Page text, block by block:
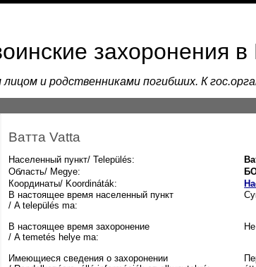
захоронения в
и родственниками погибших. К
Ватта Vatta
Населенный пункт/ Település:
Область/ Megye:
Координаты/ Koordináták:
В настоящее время населенный пункт
/ A település ma:
В настоящее время захоронение
/ A temetés helye ma:
Имеющиеся сведения о захоронении